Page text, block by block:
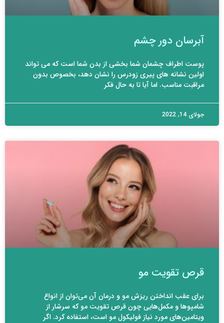
آبرسان دور چشم
پوست اطراف چشمان شما بخشی از بدن شما است که می تواند
اولین نشانه های پیری زودرس را نشان دهد، بخصوص بدون
مراقبت مناسب. اما آیا تا به حال فکر
جولای 14, 2022
قرص تقویت مو
برای عقب انداختن ریزش مو و درمان آن می‌توان از انواع
شامپو‌ها و مکمل‌هایی چون قرص تقویت مو که سرشار از
ویتامین‌های مورد نیاز فولیکول مو است، استفاده کرد. اگر